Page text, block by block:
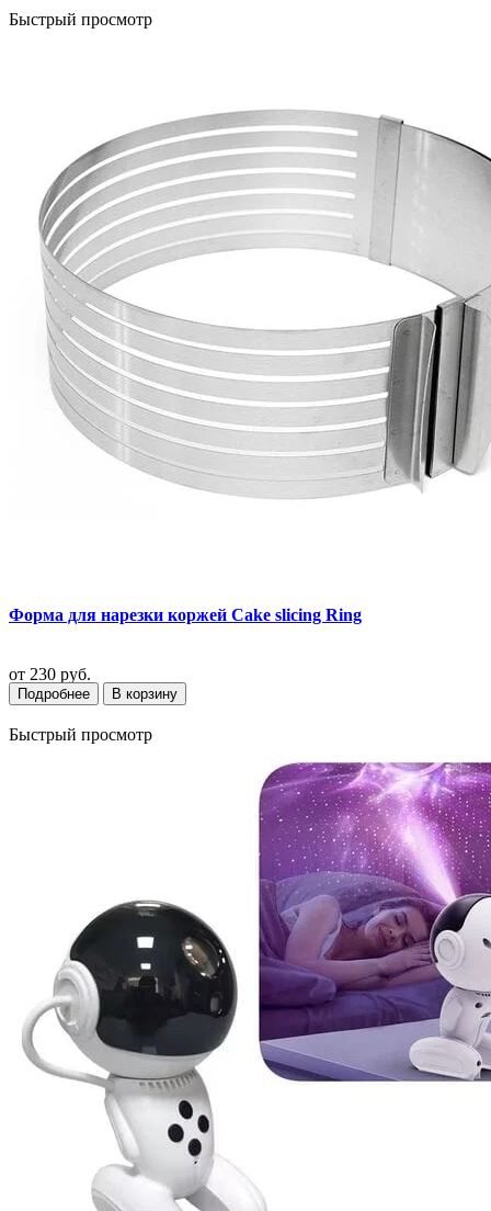
Быстрый просмотр
Форма для нарезки коржей Cake slicing Ring
от 230 руб.
Подробнее В корзину
Быстрый просмотр